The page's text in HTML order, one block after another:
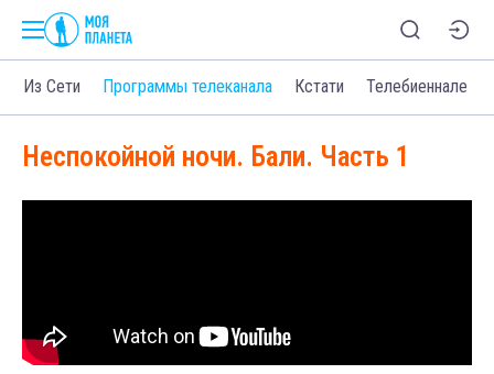
Из Сети Программы телеканала Кстати Телебиеннале
Неспокойной ночи. Бали. Часть 1